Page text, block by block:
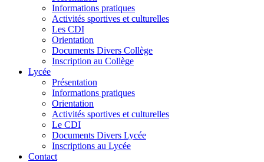
Informations pratiques
Activités sportives et culturelles
Les CDI
Orientation
Documents Divers Collège
Inscription au Collège
Lycée
Présentation
Informations pratiques
Orientation
Activités sportives et culturelles
Le CDI
Documents Divers Lycée
Inscriptions au Lycée
Contact